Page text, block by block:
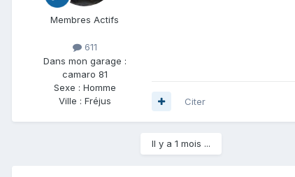
Membres Actifs
611
Dans mon garage :
camaro 81
Sexe : Homme
Ville : Fréjus Citer
Il y a 1 mois ...